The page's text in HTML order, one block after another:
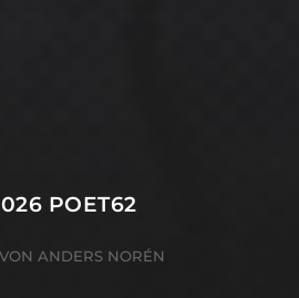
POET62
ANDERS NORÉN